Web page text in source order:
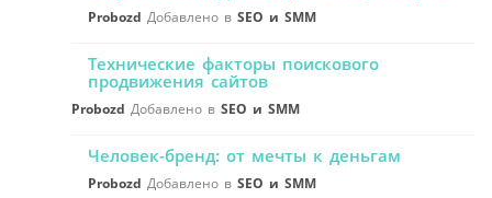
Probozd Добавлено в SEO и SMM
Технические факторы поискового
продвижения сайтов
Probozd Добавлено в SEO и SMM
Человек-бренд: от мечты к деньгам
Probozd Добавлено в SEO и SMM